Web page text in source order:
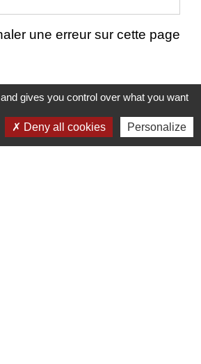
une erreur sur cette page
contacter
de Puylaurens
gives you control over what you want
Deny all cookies Personalize